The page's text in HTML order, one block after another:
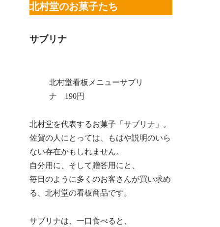
北村堂のお菓子たち
サブリナ
北村堂看板メニューサブリ
ナ 190円
北村堂を代表するお菓子「サブリナ」。
佐賀の人にとっては、もはや説明のいら
ない存在かもしれません。
自分用に、そして贈答用にと、
毎日のように多くのお客さんが買い求め
る、北村堂の看板商品です。
サブリナは、一口食べると、